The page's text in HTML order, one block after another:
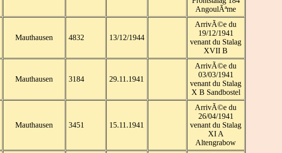
AngoulÃªme
Mauthausen 4832 13/12/1944
ArrivÃ©e du
19/12/1941
venant du Stalag
XVII B
Mauthausen 3184 29.11.1941
ArrivÃ©e du
03/03/1941
venant du Stalag
X B Sandbostel
Mauthausen 3451 15.11.1941
ArrivÃ©e du
26/04/1941
venant du Stalag
XI A
Altengrabow